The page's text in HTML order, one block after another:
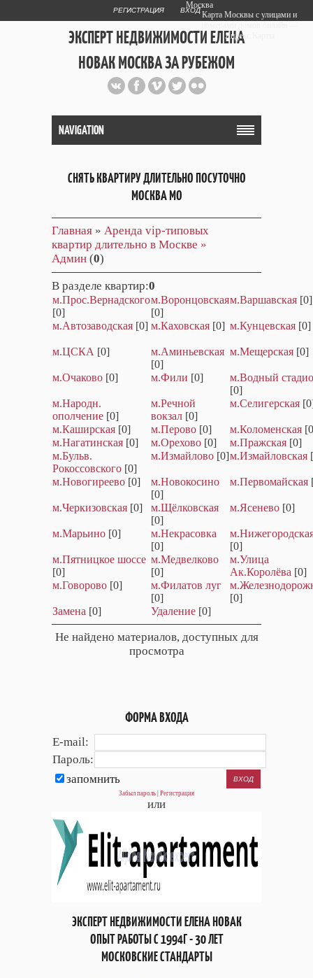
РЕГИСТРАЦИЯ ВХОД
ЭКСПЕРТ НЕДВИЖИМОСТИ ЕЛЕНА
НОВАК МОСКВА ЗА РУБЕЖОМ
Публичный сайт эксперта автора
web дизайнера+7 903 708 1884
NAVIGATION
СНЯТЬ КВАРТИРУ ДЛИТЕЛЬНО ПОСУТОЧНО
МОСКВА МО
Главная » Аренда vip-типовых
квартир длительно в Москве »
Админ (0)
В разделе квартир:0
м.Прос.Вернадского
[0]
м.Воронцовская
[0]
м.Варшавская [0]
м.Автозаводская [0] м.Каховская [0] м.Кунцевская [0]
м.ЦСКА [0]
м.Аминьевская
[0]
м.Мещерская [0]
м.Очаково [0] м.Фили [0]
м.Водный
[0]
м.Народн.
ополчение [0]
м.Речной
вокзал [0]
м.Селигерская
м.Каширская [0] м.Перово [0] м.Коломенская
м.Нагатинская [0] м.Орехово [0] м.Пражская [0]
м.Бульв.
Рокоссовского [0]
м.Измайлово [0]м.Измайловская
м.Новогиреево [0]
м.Новокосино
[0]
м.Первомайская
м.Черкизовская [0]
м.Щёлковская
[0]
м.Ясенево [0]
м.Марьино [0]
м.Некрасовка
[0]
[0]
м.Пятницкое шоссе
[0]
м.Медвелково
[0]
м.Улица
Ак.Королёва [0]
м.Говорово [0]
м.Филатов луг
[0]
[0]
Замена [0] Удаление [0]
Не найдено материалов, доступных для
просмотра
ФОРМА ВХОДА
E-mail:
Пароль:
запомнить
Забыл пароль Регистрация
или
ЭКСПЕРТ НЕДВИЖИМОСТИ ЕЛЕНА НОВАК
ОПЫТ РАБОТЫ С 1994Г - 30 ЛЕТ
МОСКОВСКИЕ СТАНДАРТЫ
Москва
Карта Москвы с улицами и
Яндекс.Карты